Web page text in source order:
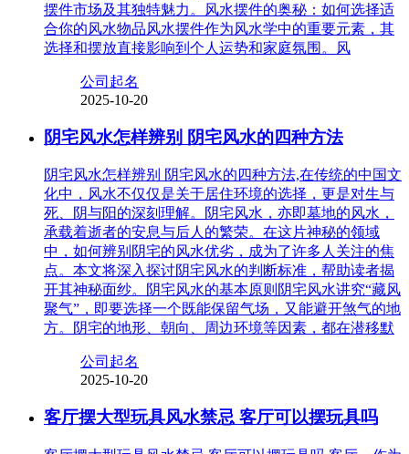
摆件市场及其独特魅力。风水摆件的奥秘：如何选择适
合你的风水物品风水摆件作为风水学中的重要元素，其
选择和摆放直接影响到个人运势和家庭氛围。风
公司起名
2025-10-20
阴宅风水怎样辨别 阴宅风水的四种方法
阴宅风水怎样辨别 阴宅风水的四种方法,在传统的中国文
化中，风水不仅仅是关于居住环境的选择，更是对生与
死、阴与阳的深刻理解。阴宅风水，亦即墓地的风水，
承载着逝者的安息与后人的繁荣。在这片神秘的领域
中，如何辨别阴宅的风水优劣，成为了许多人关注的焦
点。本文将深入探讨阴宅风水的判断标准，帮助读者揭
开其神秘面纱。阴宅风水的基本原则阴宅风水讲究“藏风
聚气”，即要选择一个既能保留气场，又能避开煞气的地
方。阴宅的地形、朝向、周边环境等因素，都在潜移默
公司起名
2025-10-20
客厅摆大型玩具风水禁忌 客厅可以摆玩具吗